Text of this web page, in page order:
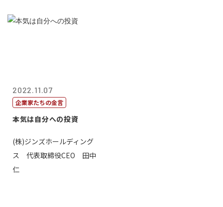
2022.11.07
企業家たちの金言
本気は自分への投資
(株)ジンズホールディング
ス 代表取締役CEO 田中
仁